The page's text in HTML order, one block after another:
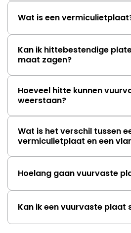
Wat is een
Kan ik hittebestendige
maat zagen?
Hoeveel hitte kunnen
weerstaan?
Wat is het verschil tussen
vermiculietplaat en een
Hoelang gaan vuurvaste
Kan ik een vuurvaste plaat